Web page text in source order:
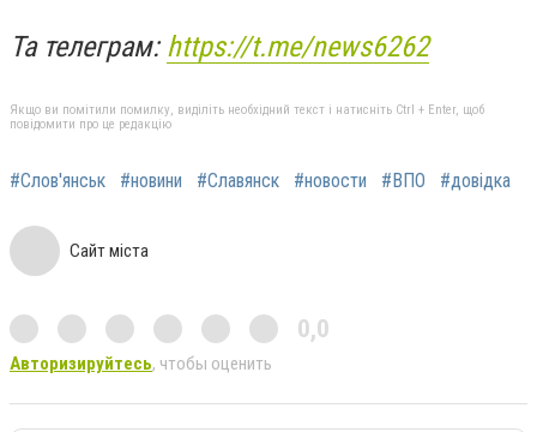
Та телеграм: https://t.me/news6262
Якщо ви помітили помилку, виділіть необхідний текст і натисніть Ctrl + Enter, щоб
повідомити про це редакцію
#Слов'янськ #новини #Славянск #новости #ВПО #довідка
Сайт міста
0,0
Авторизируйтесь, чтобы оценить